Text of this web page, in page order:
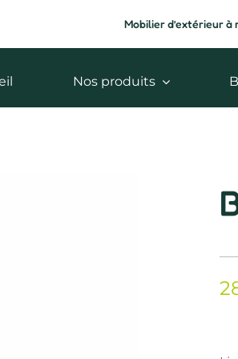
Mobilier d’extérieur
Nos produits